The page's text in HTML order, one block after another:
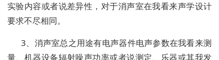
实验内容或者说差异性，对于消声室在我看来声学设计
要求不尽相同。
3、消声室总之用途有电声器件电声参数在我看来测
量、机器设备辐射噪声功率或者说测定、乐器或其我发